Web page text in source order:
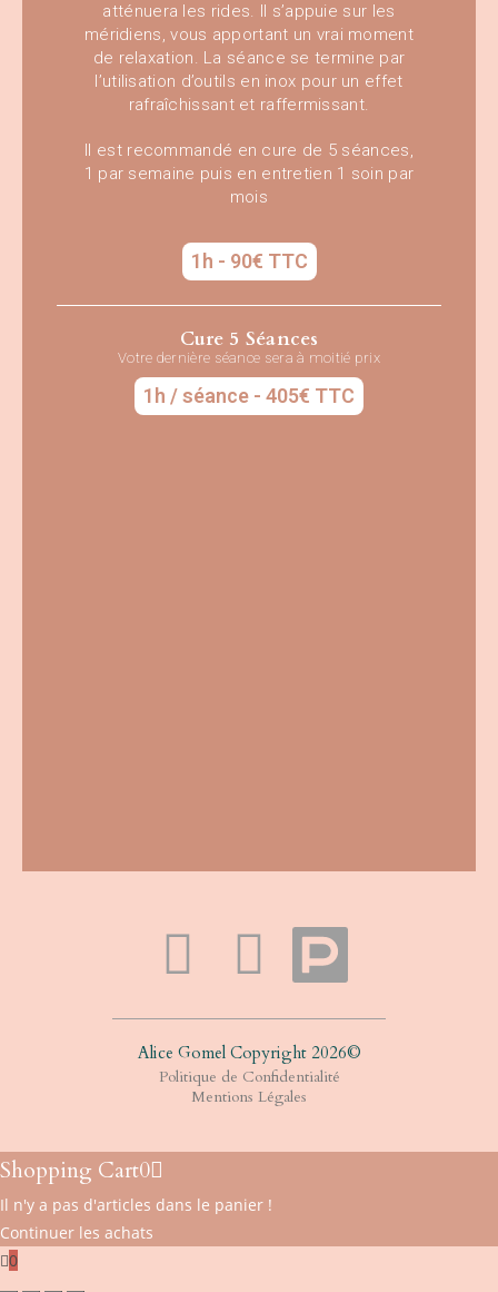
atténuera les rides. Il s’appuie sur les
méridiens, vous apportant un vrai moment
de relaxation. La séance se termine par
l’utilisation d’outils en inox pour un effet
rafraîchissant et raffermissant.
Il est recommandé en cure de 5 séances,
1 par semaine puis en entretien 1 soin par
mois
1h - 90€ TTC
Cure 5 Séances
Votre dernière séance sera à moitié prix
1h / séance - 405€ TTC
Alice Gomel Copyright 2026©​
Politique de Confidentialité
Mentions Légales
Shopping Cart0
Il n'y a pas d'articles dans le panier !
Continuer les achats
0